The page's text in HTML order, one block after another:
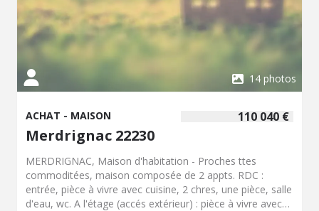
14 photos
110 040 €
ACHAT - MAISON
Merdrignac 22230
MERDRIGNAC, Maison d'habitation - Proches ttes
commoditées, maison composée de 2 appts. RDC :
entrée, pièce à vivre avec cuisine, 2 chres, une pièce, salle
d'eau, wc. A l'étage (accés extérieur) : pièce à vivre avec